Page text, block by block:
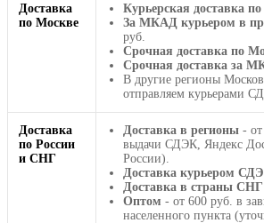
Доставка
по Москве
Курьерская доставка
За МКАД курьером в
руб.
Срочная доставка по
Срочная доставка за
В другие регионы
отправляем курьерами
Доставка
по России
и СНГ
Доставка в регионы -
выдачи СДЭК, Яндекс
России).
Доставка курьером
Доставка в страны СНГ
Оптом - от 600 руб. в
населенного пункта